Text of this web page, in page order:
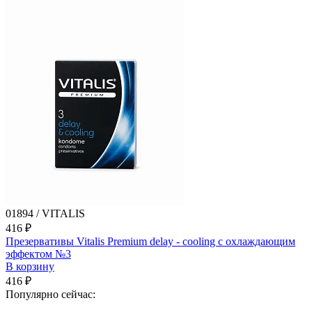
01894 / VITALIS
416 ₽
Презервативы Vitalis Premium delay - cooling с охлаждающим
эффектом №3
В корзину
416 ₽
Популярно сейчас: